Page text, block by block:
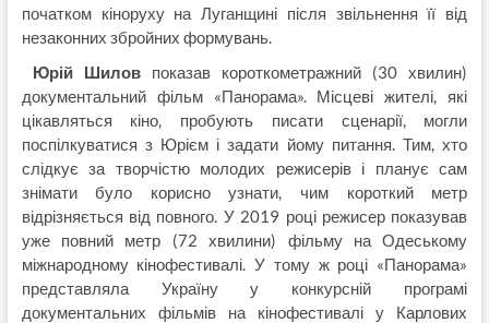
початком кіноруху на Луганщині після звільнення її від
незаконних збройних формувань.
Юрій Шиловпоказав короткометражний (30 хвилин)
документальний фільм «Панорама». Місцеві жителі, які
цікавляться кіно, пробують писати сценарії, могли
поспілкуватися з Юрієм і задати йому питання. Тим, хто
слідкує за творчістю молодих режисерів і планує сам
знімати було корисно узнати, чим короткий метр
відрізняється від повного. У 2019 році режисер показував
уже повний метр (72 хвилини) фільму на Одеському
міжнародному кінофестивалі. У тому ж році «Панорама»
представляла Україну у конкурсній програмі
документальних фільмів на кінофестивалі у Карлових